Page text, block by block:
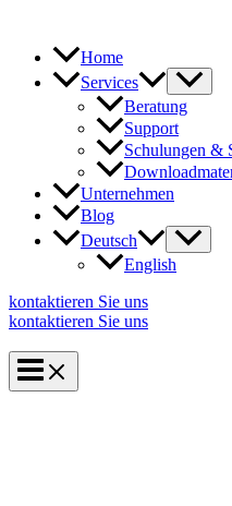
springen
Home
Services
Beratung
Support
Schulungen &
Unternehmen
Blog
Deutsch
English
kontaktieren Sie uns
kontaktieren Sie uns